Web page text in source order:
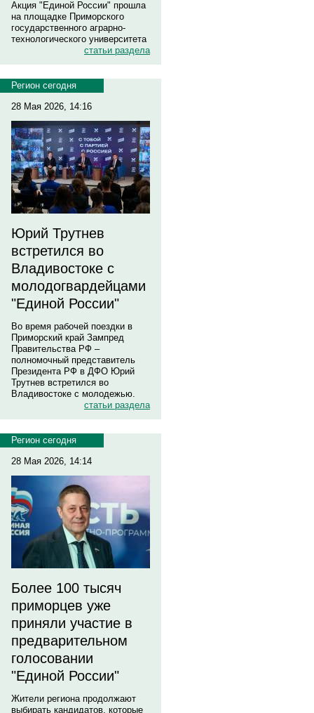
Акция "Единой России" прошла
на площадке Приморского
государственного аграрно-
технологического университета
статьи раздела
Регион сегодня
28 Мая 2026, 14:16
Юрий Трутнев
встретился во
Владивостоке с
молодогвардейцами
"Единой России"
Во время рабочей поездки в
Приморский край Зампред
Правительства РФ –
полномочный представитель
Президента РФ в ДФО Юрий
Трутнев встретился во
Владивостоке с молодежью.
статьи раздела
Регион сегодня
28 Мая 2026, 14:14
Более 100 тысяч
приморцев уже
приняли участие в
предварительном
голосовании
"Единой России"
Жители региона продолжают
выбирать кандидатов, которые